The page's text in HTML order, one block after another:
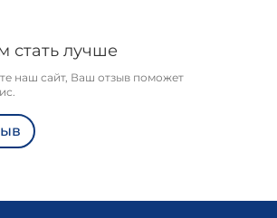
стать лучше
наш сайт, Ваш отзыв поможет